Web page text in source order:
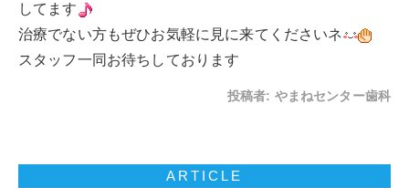
してます
治療でない方もぜひお気軽に見に来てくださいネ
スタッフ一同お待ちしております
投稿者: やまねセンター歯科
ARTICLE